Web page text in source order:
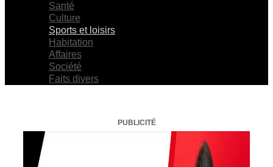
Santé
Culture
Sports et loisirs
Habitation
Affaires
Société
Faits divers
PUBLICITÉ